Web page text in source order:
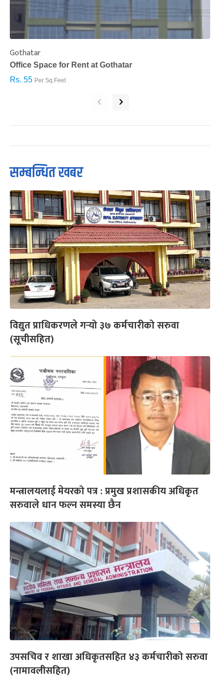
Gothatar
Office Space for Rent at Gothatar
Rs. 55 Per Sq.Feet
‹ ›
सम्बन्धित खबर
विद्युत प्राधिकरणले गर्‍यो ३७ कर्मचारीको सरुवा
(सूचीसहित)
मन्त्रालयलाई मेयरको पत्र : प्रमुख प्रशासकीय अधिकृत
सरुवाले धान फल्न समस्या छैन
उपसचिव र शाखा अधिकृतसहित ४३ कर्मचारीको सरुवा
(नामावलीसहित)